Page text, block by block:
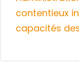
contentieux
capacités